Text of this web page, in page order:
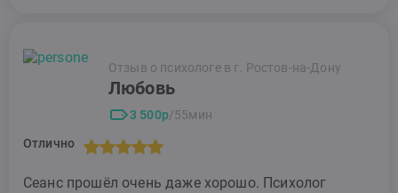
Отзыв о психологе в г. Ростов-на-Дону
Любовь
3 500р/55мин
Отлично
Сеанс прошёл очень даже хорошо. Психолог